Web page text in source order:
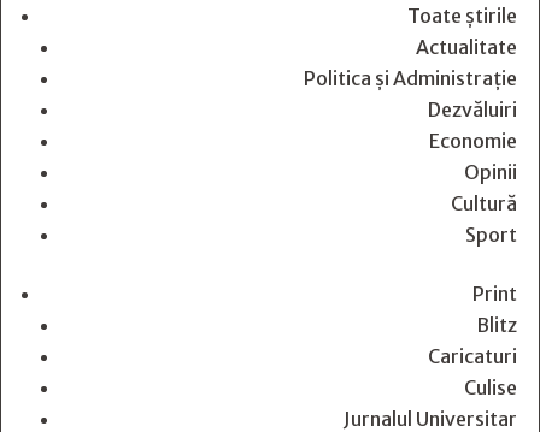
Toate știrile
Actualitate
Politica și Administrație
Dezvăluiri
Economie
Opinii
Cultură
Sport
Print
Blitz
Caricaturi
Culise
Jurnalul Universitar